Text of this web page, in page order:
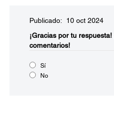
Publicado: 10 oct 2024
¡Gracias por tu respuesta!
comentarios!
Sí
No